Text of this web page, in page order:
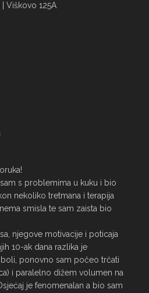
Viškovo 125A
s problemima u kuku i bio
nekoliko tretmana i terapija
smisla te sam zaista bio
njegove motivacije i poticaja
10-ak dana razlika je
ponovno sam počeo trčati
i paralelno dižem volumen na
je fenomenalan a bio sam